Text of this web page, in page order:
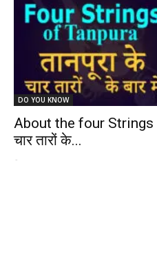
DO YOU KNOW
About the four Strings
चार तारों के...
-